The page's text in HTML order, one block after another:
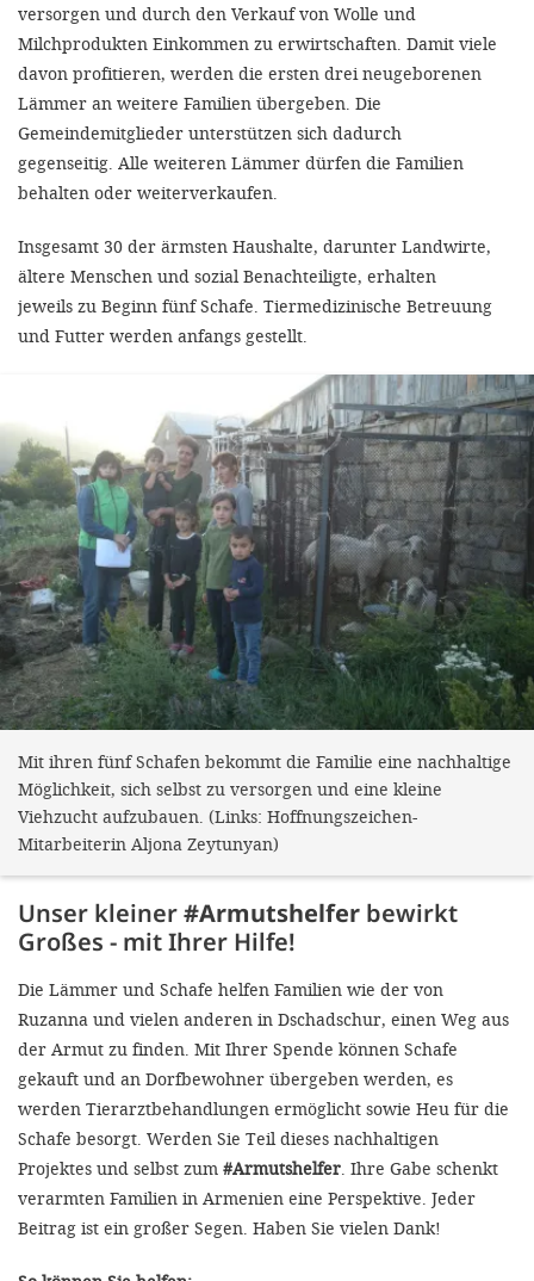
versorgen und durch den Verkauf von Wolle und
Milchprodukten Einkommen zu erwirtschaften. Damit viele
davon profitieren, werden die ersten drei neugeborenen
Lämmer an weitere Familien übergeben. Die
Gemeindemitglieder unterstützen sich dadurch
gegenseitig. Alle weiteren Lämmer dürfen die Familien
behalten oder weiterverkaufen.
Insgesamt 30 der ärmsten Haushalte, darunter Landwirte,
ältere Menschen und sozial Benachteiligte, erhalten
jeweils zu Beginn fünf Schafe. Tiermedizinische Betreuung
und Futter werden anfangs gestellt.
Mit ihren fünf Schafen bekommt die Familie eine nachhaltige
Möglichkeit, sich selbst zu versorgen und eine kleine
Viehzucht aufzubauen. (Links: Hoffnungszeichen-
Mitarbeiterin Aljona Zeytunyan)
Unser kleiner#Armutshelfer bewirkt
Großes - mit Ihrer Hilfe!
Die Lämmer und Schafe helfen Familien wie der von
Ruzanna und vielen anderen in Dschadschur, einen Weg aus
der Armut zu finden. Mit Ihrer Spende können Schafe
gekauft und an Dorfbewohner übergeben werden, es
werden Tierarztbehandlungen ermöglicht sowie Heu für die
Schafe besorgt. Werden Sie Teil dieses nachhaltigen
Projektes und selbst zum #Armutshelfer. Ihre Gabe schenkt
verarmten Familien in Armenien eine Perspektive. Jeder
Beitrag ist ein großer Segen. Haben Sie vielen Dank!